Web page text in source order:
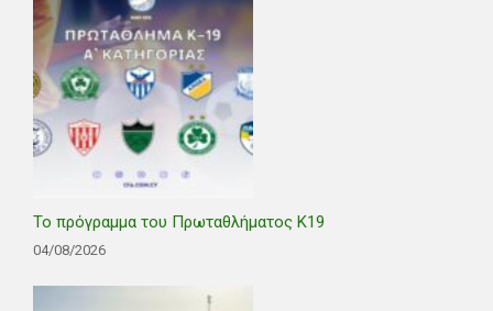
Το πρόγραμμα του Πρωταθλήματος Κ19
04/08/2026